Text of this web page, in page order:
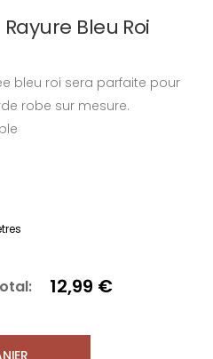
Bleu Roi
bleu roi sera parfaite pour
robe sur mesure.
12,99 €